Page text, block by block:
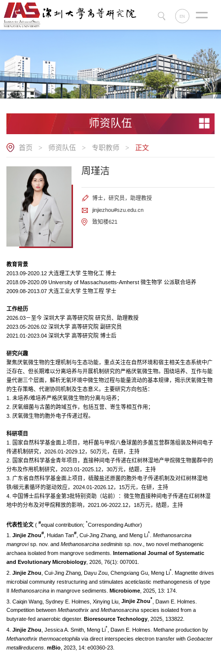
EN
师资队伍
首页 > 师资队伍 > 专职教师 > 正文
周瑾洁
博士，研究员，助理教授
jinjiezhou#szu.edu.cn
致知楼621
教育背景
2013.09-2020.12 大连理工大学 生物化工 博士
2018.09-2020.09 University of Massachusetts-Amherst 微生物学 公派联合培养
2009.08-2013.07 大连工业大学 生物工程 学士
工作经历
2026.03－至今 深圳大学 高等研究院 研究员、助理教授
2023.05-2026.02 深圳大学 高等研究院 副研究员
2021.01-2023.04 深圳大学 高等研究院 博士后
研究兴趣
聚焦厌氧微生物的生理机制与生态功能，重点关注在自然环境和宿主相关生态系统中广
泛存在、但长期难以分离培养与开展机制研究的严格厌氧微生物。围绕培养、互作与能
量代谢三个层面，解析无氧环境中微生物过程与能量流动的基本规律，揭示厌氧微生物
的生存策略、代谢协同机制及生态意义。主要研究方向包括：
1. 未培养/难培养严格厌氧微生物的分离与培养；
2. 厌氧细菌与古菌的跨域互作，包括互营、寄生等相互作用；
3. 厌氧微生物的胞外电子传递过程。
科研项目
1. 国家自然科学基金面上项目，地杆菌与甲烷八叠球菌的多菌互营群落组装及种间电子
传递机制研究，2026.01-2029.12，50万元，在研，主持
2. 国家自然科学基金青年项目，直接种间电子传递在红树林湿地产甲烷微生物菌群中的
分布及作用机制研究，2023.01-2025.12，30万元，结题，主持
3. 广东省自然科学基金面上项目，硫酸盐还原菌的胞外电子传递机制及对红树林湿地
铁/碳元素循环的驱动效应，2024.01-2026.12，15万元，在研，主持
4. 中国博士后科学基金第3批特别资助（站前）：微生物直接种间电子传递在红树林湿
地中的分布及对甲烷释放的影响，2021.06-2022.12，18万元，结题，主持
代表性论文( #equal contribution;*Corresponding Author)
1.Jinjie Zhou# , Huidan Tan# , Cui-Jing Zhang, and Meng Li* .Methanosarcina
mangrovisp. nov. andMethanosarcina sediminis sp. nov., two novel methanogenic
archaea isolated from mangrove sediments.International Journal of Systematic
and Evolutionary Microbiology , 2026, 76(1): 007001.
2.Jinjie Zhou , Cui-Jing Zhang, Dayu Zou, Chengxiang Gu, Meng Li* . Magnetite drives
microbial community restructuring and stimulates aceticlastic methanogenesis of type
IIMethanosarcina in mangrove sediments.Microbiome , 2025, 13: 174.
3. Caiqin Wang, Sydney E. Holmes, Xinying Liu,Jinjie Zhou* , Dawn E. Holmes.
Competition betweenMethanothrix andMethanosarcina species isolated from a
butyrate-fed anaerobic digester. Bioresource Technology , 2025, 133822.
4.Jinjie Zhou , Jessica A. Smith, Meng Li* , Dawn E. Holmes. Methane production by
Methanothrix thermoacetophila via direct interspecies electron transfer withGeobacter
metallireducens .mBio , 2023, 14: e00360-23.